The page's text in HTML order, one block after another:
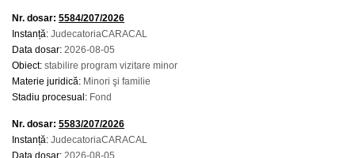
Nr. dosar: 5584/207/2026
Instanță: JudecatoriaCARACAL
Data dosar: 2026-08-05
Obiect: stabilire program vizitare minor
Materie juridică: Minori şi familie
Stadiu procesual: Fond
Nr. dosar: 5583/207/2026
Instanță: JudecatoriaCARACAL
Data dosar: 2026-08-05